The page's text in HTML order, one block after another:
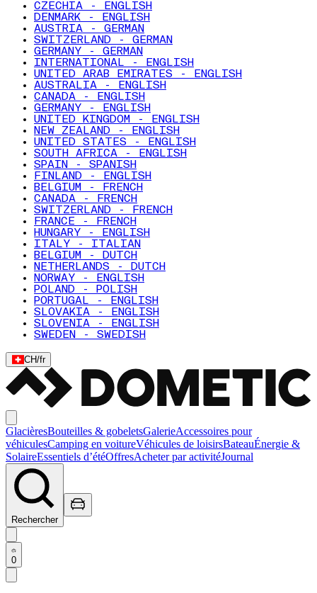
CZECHIA - ENGLISH
DENMARK - ENGLISH
AUSTRIA - GERMAN
SWITZERLAND - GERMAN
GERMANY - GERMAN
INTERNATIONAL - ENGLISH
UNITED ARAB EMIRATES - ENGLISH
AUSTRALIA - ENGLISH
CANADA - ENGLISH
GERMANY - ENGLISH
UNITED KINGDOM - ENGLISH
NEW ZEALAND - ENGLISH
UNITED STATES - ENGLISH
SOUTH AFRICA - ENGLISH
SPAIN - SPANISH
FINLAND - ENGLISH
BELGIUM - FRENCH
CANADA - FRENCH
SWITZERLAND - FRENCH
FRANCE - FRENCH
HUNGARY - ENGLISH
ITALY - ITALIAN
BELGIUM - DUTCH
NETHERLANDS - DUTCH
NORWAY - ENGLISH
POLAND - POLISH
PORTUGAL - ENGLISH
SLOVAKIA - ENGLISH
SLOVENIA - ENGLISH
SWEDEN - SWEDISH
CH/fr
GlacièresBouteilles & gobeletsGalerieAccessoires pour
véhiculesCamping en voitureVéhicules de loisirsBateauÉnergie &
SolaireEssentiels d’étéOffresAcheter par activitéJournal
Rechercher
0